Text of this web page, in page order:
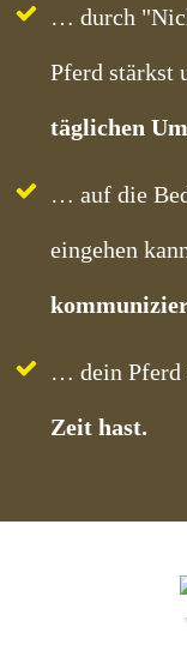
… durch
Pferd stärkst
täglichen
… auf die
eingehen
… dein Pferd
Zeit hast.